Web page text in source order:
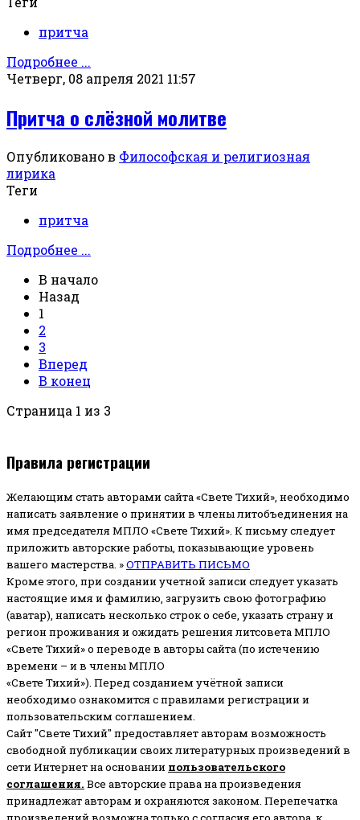
притча
Подробнее ...
Четверг, 08 апреля 2021 11:57
Притча о слёзной молитве
Опубликовано в Философская и религиозная
лирика
Теги
притча
Подробнее ...
В начало
Назад
1
2
3
Вперед
В конец
Страница 1 из 3
Правила регистрации
Желающим стать авторами сайта «Свете Тихий», необходимо
написать заявление о принятии в члены литобъединения на
имя председателя МПЛО «Свете Тихий». К письму следует
приложить авторские работы, показывающие уровень
вашего мастерства. »ОТПРАВИТЬ ПИСЬМО
Кроме этого, при создании учетной записи следует указать
настоящие имя и фамилию, загрузить свою фотографию
(аватар), написать несколько строк о себе, указать страну и
регион проживания и ожидать решения литсовета МПЛО
«Свете Тихий» о переводе в авторы сайта (по истечению
времени – и в члены МПЛО
«Свете Тихий»). Перед созданием учётной записи
необходимо ознакомится с правилами регистрации и
пользовательским соглашением.
Сайт "Свете Тихий" предоставляет авторам возможность
свободной публикации своих литературных произведений в
сети Интернет на основании пользовательского
соглашения. Все авторские права на произведения
принадлежат авторам и охраняются законом. Перепечатка